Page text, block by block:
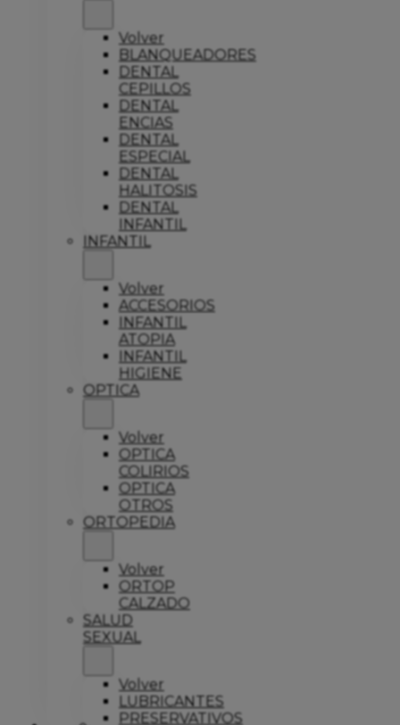
Volver
BLANQUEADORES
DENTAL
CEPILLOS
DENTAL
ENCIAS
DENTAL
ESPECIAL
DENTAL
HALITOSIS
DENTAL
INFANTIL
INFANTIL
Volver
ACCESORIOS
INFANTIL
ATOPIA
INFANTIL
HIGIENE
OPTICA
Volver
OPTICA
COLIRIOS
OPTICA
OTROS
ORTOPEDIA
Volver
ORTOP
CALZADO
SALUD
SEXUAL
Volver
LUBRICANTES
PRESERVATIVOS